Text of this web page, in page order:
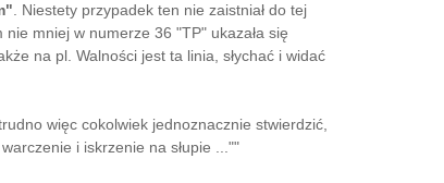
. Niestety przypadek ten nie zaistniał do tej
mniej w numerze 36 "TP" ukazała się
na pl. Walności jest ta linia, słychać i widać
więc cokolwiek jednoznacznie stwierdzić,
i iskrzenie na słupie ...""